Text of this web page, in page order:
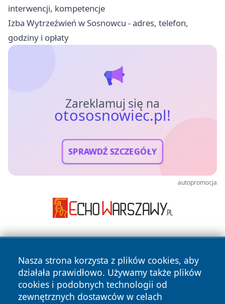
interwencji, kompetencje
Izba Wytrzeźwień w Sosnowcu - adres, telefon,
godziny i opłaty
Zareklamuj się na
otososnowiec.pl!
SPRAWDŹ SZCZEGÓŁY
autopromocja
Nasza strona korzysta z plików cookies, aby
działała prawidłowo. Używamy także plików
cookies i podobnych technologii od
zewnętrznych dostawców w celach
Copyright © 2026 otososnowiec.pl Wszystkie prawa